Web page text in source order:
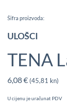
Šifra proizvoda:
ULOŠCI
TENA
6,08€ (45,81 kn)
U cijenu je uračunat PDV